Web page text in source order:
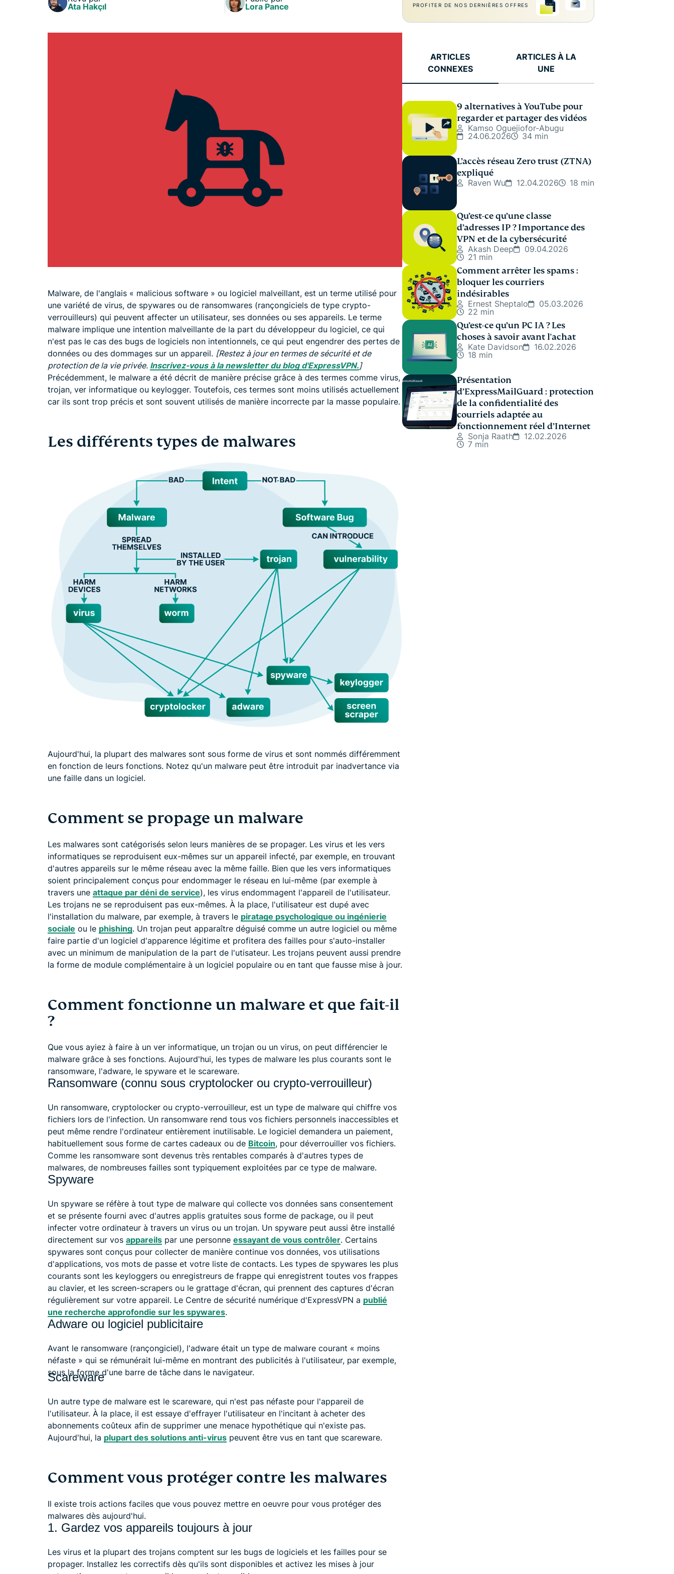
Ata Hakçıl
Lora Pance
Malware, de l'anglais « malicious software » ou logiciel malveillant, est un terme utilisé pour
une variété de virus, de spywares ou de ransomwares (rançongiciels de type crypto-
verrouilleurs) qui peuvent affecter un utilisateur, ses données ou ses appareils. Le terme
malware implique une intention malveillante de la part du développeur du logiciel, ce qui
n'est pas le cas des bugs de logiciels non intentionnels, ce qui peut engendrer des pertes de
données ou des dommages sur un appareil. [Restez à jour en termes de sécurité et de
protection de la vie privée. Inscrivez-vous à la newsletter du blog d'ExpressVPN.]
Précédemment, le malware a été décrit de manière précise grâce à des termes comme virus,
trojan, ver informatique ou keylogger. Toutefois, ces termes sont moins utilisés actuellement
car ils sont trop précis et sont souvent utilisés de manière incorrecte par la masse populaire.
Les différents types de malwares
Aujourd'hui, la plupart des malwares sont sous forme de virus et sont nommés différemment
en fonction de leurs fonctions. Notez qu'un malware peut être introduit par inadvertance via
une faille dans un logiciel.
Comment se propage un malware
Les malwares sont catégorisés selon leurs manières de se propager. Les virus et les vers
informatiques se reproduisent eux-mêmes sur un appareil infecté, par exemple, en trouvant
d'autres appareils sur le même réseau avec la même faille. Bien que les vers informatiques
soient principalement conçus pour endommager le réseau en lui-même (par exemple à
travers une attaque par déni de service), les virus endommagent l'appareil de l'utilisateur.
Les trojans ne se reproduisent pas eux-mêmes. À la place, l'utilisateur est dupé avec
l'installation du malware, par exemple, à travers le piratage psychologique ou ingénierie
sociale ou le phishing. Un trojan peut apparaître déguisé comme un autre logiciel ou même
faire partie d'un logiciel d'apparence légitime et profitera des failles pour s'auto-installer
avec un minimum de manipulation de la part de l'utisateur. Les trojans peuvent aussi prendre
la forme de module complémentaire à un logiciel populaire ou en tant que fausse mise à jour.
Comment fonctionne un malware et que fait-il
?
Que vous ayiez à faire à un ver informatique, un trojan ou un virus, on peut différencier le
malware grâce à ses fonctions. Aujourd'hui, les types de malware les plus courants sont le
ransomware, l'adware, le spyware et le scareware.
Ransomware (connu sous cryptolocker ou crypto-verrouilleur)
Un ransomware, cryptolocker ou crypto-verrouilleur, est un type de malware qui chiffre vos
fichiers lors de l'infection. Un ransomware rend tous vos fichiers personnels inaccessibles et
peut même rendre l'ordinateur entièrement inutilisable. Le logiciel demandera un paiement,
habituellement sous forme de cartes cadeaux ou de Bitcoin, pour déverrouiller vos fichiers.
Comme les ransomware sont devenus très rentables comparés à d'autres types de
malwares, de nombreuses failles sont typiquement exploitées par ce type de malware.
Spyware
Un spyware se réfère à tout type de malware qui collecte vos données sans consentement
et se présente fourni avec d'autres applis gratuites sous forme de package, ou il peut
infecter votre ordinateur à travers un virus ou un trojan. Un spyware peut aussi être installé
directement sur vos appareils par une personne essayant de vous contrôler. Certains
spywares sont conçus pour collecter de manière continue vos données, vos utilisations
d'applications, vos mots de passe et votre liste de contacts. Les types de spywares les plus
courants sont les keyloggers ou enregistreurs de frappe qui enregistrent toutes vos frappes
au clavier, et les screen-scrapers ou le grattage d'écran, qui prennent des captures d'écran
régulièrement sur votre appareil. Le Centre de sécurité numérique d'ExpressVPN a publié
une recherche approfondie sur les spywares.
Adware ou logiciel publicitaire
Avant le ransomware (rançongiciel), l'adware était un type de malware courant « moins
néfaste » qui se rémunérait lui-même en montrant des publicités à l'utilisateur, par exemple,
sous la forme d'une barre de tâche dans le navigateur.
Scareware
Un autre type de malware est le scareware, qui n'est pas néfaste pour l'appareil de
l'utilisateur. À la place, il est essaye d'effrayer l'utilisateur en l'incitant à acheter des
abonnements coûteux afin de supprimer une menace hypothétique qui n'existe pas.
Aujourd'hui, la plupart des solutions anti-virus peuvent être vus en tant que scareware.
Comment vous protéger contre les malwares
Il existe trois actions faciles que vous pouvez mettre en oeuvre pour vous protéger des
malwares dès aujourd'hui.
1. Gardez vos appareils toujours à jour
Les virus et la plupart des trojans comptent sur les bugs de logiciels et les failles pour se
propager. Installez les correctifs dès qu'ils sont disponibles et activez les mises à jour
PROFITER DE NOS DERNIÈRES OFFRES
ARTICLES
CONNEXES
ARTICLES À LA
UNE
9 alternatives à YouTube pour
regarder et partager des vidéos
Kamso Oguejiofor-Abugu
24.06.2026
34 min
L’accès réseau Zero trust (ZTNA)
expliqué
Raven Wu 12.04.2026 18 min
Qu’est-ce qu’une classe
d’adresses IP ? Importance des
VPN et de la cybersécurité
Akash Deep
09.04.2026
21 min
Comment arrêter les spams :
bloquer les courriers
indésirables
Ernest Sheptalo
05.03.2026
22 min
Qu’est-ce qu’un PC IA ? Les
choses à savoir avant l'achat
Kate Davidson
16.02.2026
18 min
Présentation
d’ExpressMailGuard : protection
de la confidentialité des
courriels adaptée au
fonctionnement réel d’Internet
Sonja Raath
12.02.2026
7 min